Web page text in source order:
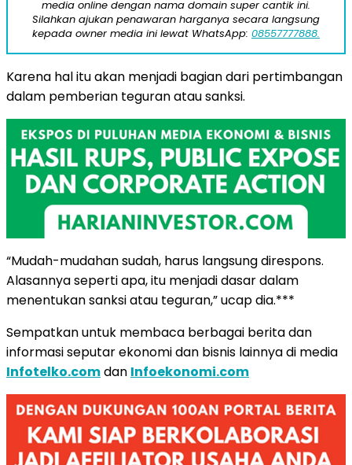
media online dengan nama domain super cantik ini.
Silahkan ajukan penawaran harganya secara langsung
kepada owner media ini lewat WhatsApp: 08557777888.
Karena hal itu akan menjadi bagian dari pertimbangan
dalam pemberian teguran atau sanksi.
“Mudah-mudahan sudah, harus langsung direspons.
Alasannya seperti apa, itu menjadi dasar dalam
menentukan sanksi atau teguran,” ucap dia.***
Sempatkan untuk membaca berbagai berita dan
informasi seputar ekonomi dan bisnis lainnya di media
Infotelko.comdan Infoekonomi.com